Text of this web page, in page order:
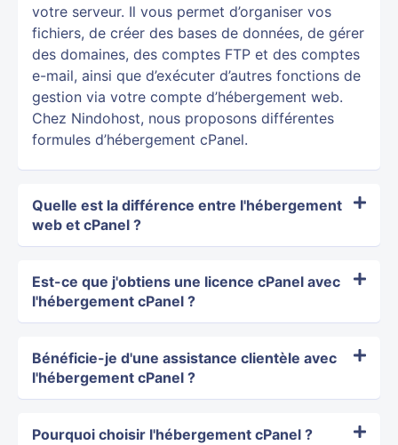
votre serveur. Il vous permet d’organiser vos
fichiers, de créer des bases de données, de gérer
des domaines, des comptes FTP et des comptes
e-mail, ainsi que d’exécuter d’autres fonctions de
gestion via votre compte d’hébergement web.
Chez Nindohost, nous proposons différentes
formules d’hébergement cPanel.
Quelle est la différence entre l'hébergement
web et cPanel ?
Est-ce que j'obtiens une licence cPanel avec
l'hébergement cPanel ?
Bénéficie-je d'une assistance clientèle avec
l'hébergement cPanel ?
Pourquoi choisir l'hébergement cPanel ?